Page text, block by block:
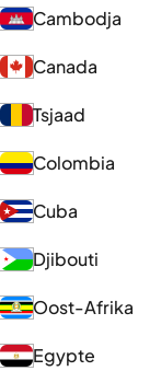
Cambodja
Canada
Tsjaad
Colombia
Cuba
Djibouti
Oost-Afrika
Egypte